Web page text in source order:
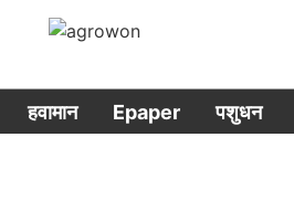
हवामान Epaper पशुधन